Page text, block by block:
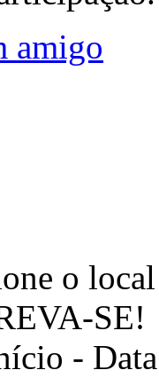
amigo
o
SE!
-